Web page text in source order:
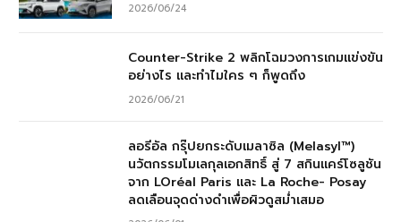
2026/06/24
Counter-Strike 2 พลิกโฉมวงการเกมแข่งขัน
อย่างไร และทำไมใคร ๆ ก็พูดถึง
2026/06/21
ลอรีอัล กรุ๊ปยกระดับเมลาซิล (Melasyl™)
นวัตกรรมโมเลกุลเอกสิทธิ์ สู่ 7 สกินแคร์โซลูชัน
จาก LOréal Paris และ La Roche- Posay
ลดเลือนจุดด่างดำเพื่อผิวดูสม่ำเสมอ